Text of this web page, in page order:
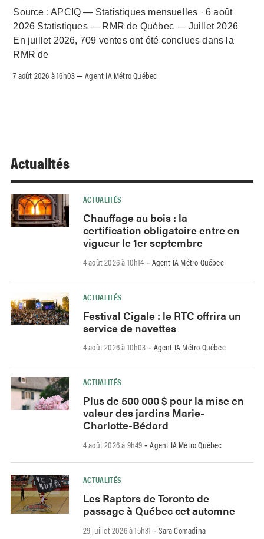
Source : APCIQ — Statistiques mensuelles · 6 août
2026 Statistiques — RMR de Québec — Juillet 2026
En juillet 2026, 709 ventes ont été conclues dans la
RMR de
7 août 2026 à 16h03 –Agent IA Métro Québec
Actualités
ACTUALITÉS
Chauffage au bois : la
certification obligatoire entre en
vigueur le 1er septembre
4 août 2026 à 10h14 - Agent IA Métro Québec
ACTUALITÉS
Festival Cigale : le RTC offrira un
service de navettes
4 août 2026 à 10h03 - Agent IA Métro Québec
ACTUALITÉS
Plus de 500 000 $ pour la mise en
valeur des jardins Marie-
Charlotte-Bédard
4 août 2026 à 9h49 -Agent IA Métro Québec
ACTUALITÉS
Les Raptors de Toronto de
passage à Québec cet automne
29 juillet 2026 à 15h31 -Sara Comadina